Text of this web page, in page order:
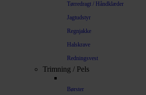
Tørredragt / Håndklæder
Jagtudstyr
Regnjakke
Halskrave
Redningsvest
Trimning / Pels
Børster